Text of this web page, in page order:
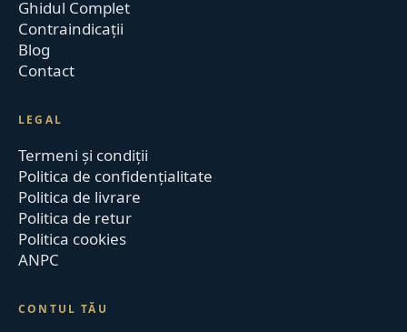
Ghidul Complet
Contraindicații
Blog
Contact
LEGAL
Termeni și condiții
Politica de confidențialitate
Politica de livrare
Politica de retur
Politica cookies
ANPC
CONTUL TĂU